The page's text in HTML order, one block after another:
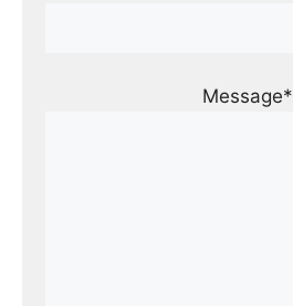
Message*